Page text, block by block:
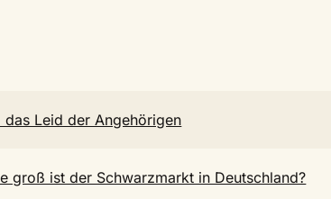
Leid der Angehörigen
groß ist der Schwarzmarkt in Deutschland?